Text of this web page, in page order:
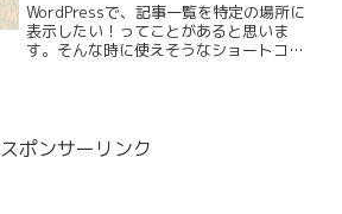
WordPressで、記事一覧を特定の場所に
表示したい！ってことがあると思いま
す。そんな時に使えそうなショートコー
スポンサーリンク